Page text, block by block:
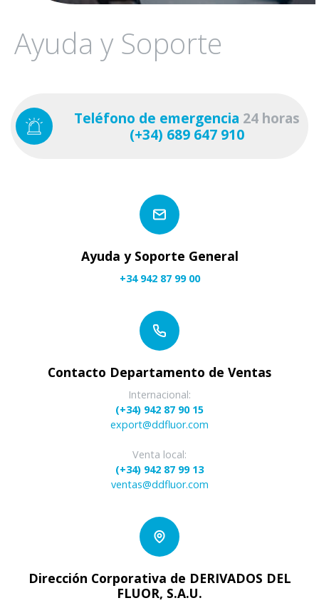
Ayuda y Soporte
Teléfono de emergencia 24 horas
(+34) 689 647 910
Ayuda y Soporte General
+34 942 87 99 00
Contacto Departamento de Ventas
Internacional:
(+34) 942 87 90 15
export@ddfluor.com
Venta local:
(+34) 942 87 99 13
ventas@ddfluor.com
Dirección Corporativa de DERIVADOS DEL
FLUOR, S.A.U.